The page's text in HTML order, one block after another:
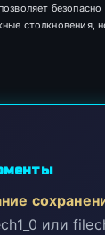
безопасно
столкновения,
или